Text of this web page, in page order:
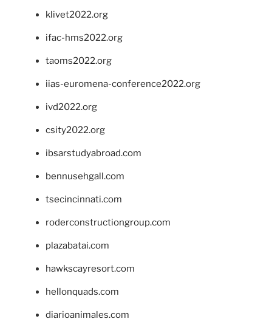
klivet2022.org
ifac-hms2022.org
taoms2022.org
iias-euromena-conference2022.org
ivd2022.org
csity2022.org
ibsarstudyabroad.com
bennusehgall.com
tsecincinnati.com
roderconstructiongroup.com
plazabatai.com
hawkscayresort.com
hellonquads.com
diarioanimales.com